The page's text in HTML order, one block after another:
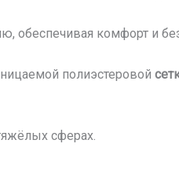
обеспечивая комфорт и
полиэстеровой
сферах.